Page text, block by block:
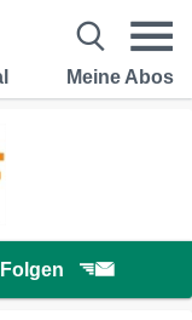
Meine Abos
Folgen